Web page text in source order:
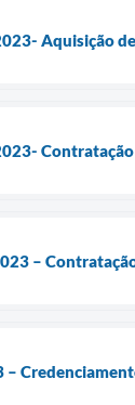
Aquisição
–